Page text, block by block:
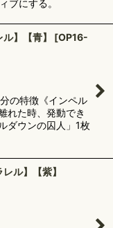
ブにする。
】【青】 [OP16-
の特徴《インペル
れた時、発動でき
ダウンの囚人」1枚
ル】【紫】